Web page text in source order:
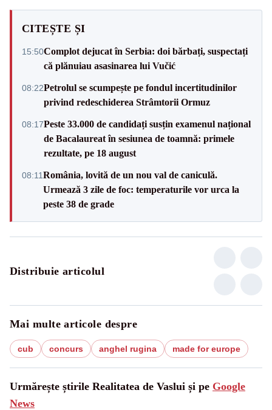
CITEȘTE ȘI
15:50Complot dejucat în Serbia: doi bărbați, suspectați
că plănuiau asasinarea lui Vučić
08:22Petrolul se scumpește pe fondul incertitudinilor
privind redeschiderea Strâmtorii Ormuz
08:17Peste 33.000 de candidați susțin examenul național
de Bacalaureat în sesiunea de toamnă: primele
rezultate, pe 18 august
08:11România, lovită de un nou val de caniculă.
Urmează 3 zile de foc: temperaturile vor urca la
peste 38 de grade
Distribuie articolul
Mai multe articole despre
cub concurs anghel rugina made for europe
Urmărește știrile Realitatea de Vaslui și pe Google
News